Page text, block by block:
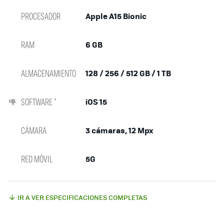
PROCESADOR Apple A15 Bionic
RAM 6 GB
ALMACENAMIENTO 128 / 256 / 512 GB / 1 TB
SOFTWARE * iOS 15
CÁMARA 3 cámaras, 12 Mpx
RED MÓVIL 5G
IR A VER ESPECIFICACIONES COMPLETAS